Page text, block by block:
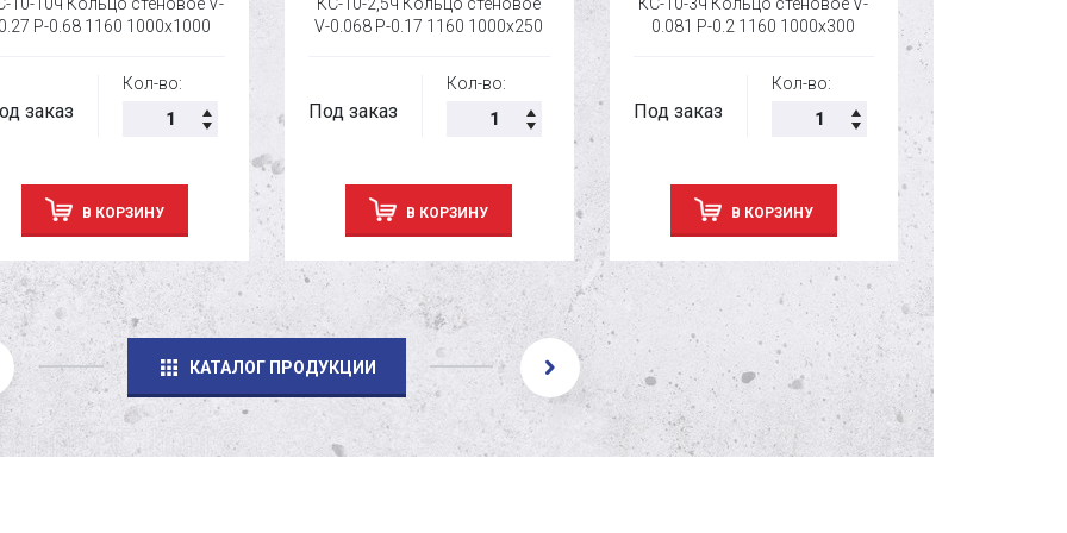
0.27 P-0.68 1160 1000х1000
заказ
Кол-во:
В КОРЗИНУ
V-0.068 P-0.17 1160 1000х250
Под заказ
Кол-во:
В КОРЗИНУ
0.081 P-0.2 1160 1000х300
Под заказ
Кол-во:
В КОРЗИНУ
КАТАЛОГ ПРОДУКЦИИ